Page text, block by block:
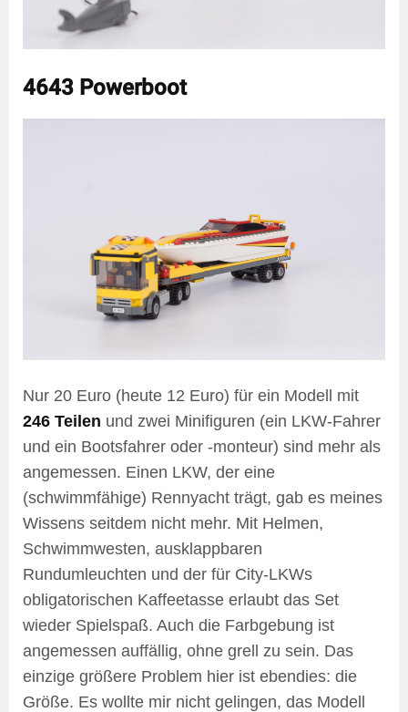
4643 Powerboot
Nur 20 Euro (heute 12 Euro) für ein Modell mit
246 Teilen und zwei Minifiguren (ein LKW-Fahrer
und ein Bootsfahrer oder -monteur) sind mehr als
angemessen. Einen LKW, der eine
(schwimmfähige) Rennyacht trägt, gab es meines
Wissens seitdem nicht mehr. Mit Helmen,
Schwimmwesten, ausklappbaren
Rundumleuchten und der für City-LKWs
obligatorischen Kaffeetasse erlaubt das Set
wieder Spielspaß. Auch die Farbgebung ist
angemessen auffällig, ohne grell zu sein. Das
einzige größere Problem hier ist ebendies: die
Größe. Es wollte mir nicht gelingen, das Modell